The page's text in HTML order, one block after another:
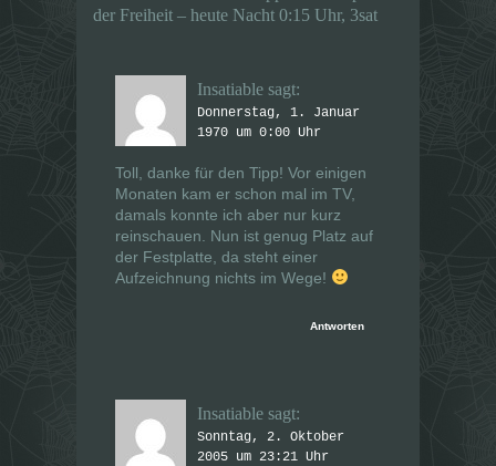
r
g
f
n
e
r
g
n
t
der Freiheit – heute Nacht 0:15 Uhr, 3sat
Insatiable sagt:
Donnerstag, 1. Januar
1970 um 0:00 Uhr
Toll, danke für den Tipp! Vor einigen
Monaten kam er schon mal im TV,
damals konnte ich aber nur kurz
reinschauen. Nun ist genug Platz auf
der Festplatte, da steht einer
Aufzeichnung nichts im Wege!
Antworten
Insatiable sagt:
Sonntag, 2. Oktober
2005 um 23:21 Uhr